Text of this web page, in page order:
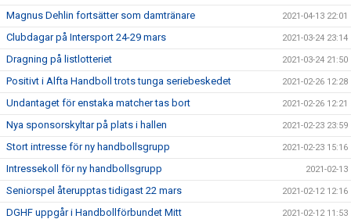
Magnus Dehlin fortsätter som damtränare 2021-04-13 22:01
Clubdagar på Intersport 24-29 mars 2021-03-24 23:14
Dragning på listlotteriet 2021-03-24 21:50
Positivt i Alfta Handboll trots tunga seriebeskedet 2021-02-26 12:28
Undantaget för enstaka matcher tas bort 2021-02-26 12:21
Nya sponsorskyltar på plats i hallen 2021-02-23 23:59
Stort intresse för ny handbollsgrupp 2021-02-23 15:16
Intressekoll för ny handbollsgrupp 2021-02-13
Seniorspel återupptas tidigast 22 mars 2021-02-12 12:16
DGHF uppgår i Handbollförbundet Mitt 2021-02-12 11:53